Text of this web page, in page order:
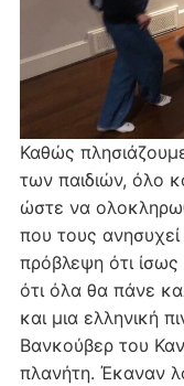
Καθώς
των παιδιών, όλο
ώστε να
που τους ανησυχεί
πρόβλεψη ότι ίσως
ότι όλα θα πάνε
και μια ελληνική
Βανκούβερ του
πλανήτη. Έκαναν